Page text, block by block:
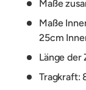
Maße
Maße
25cm
Länge der
Tragkraft: